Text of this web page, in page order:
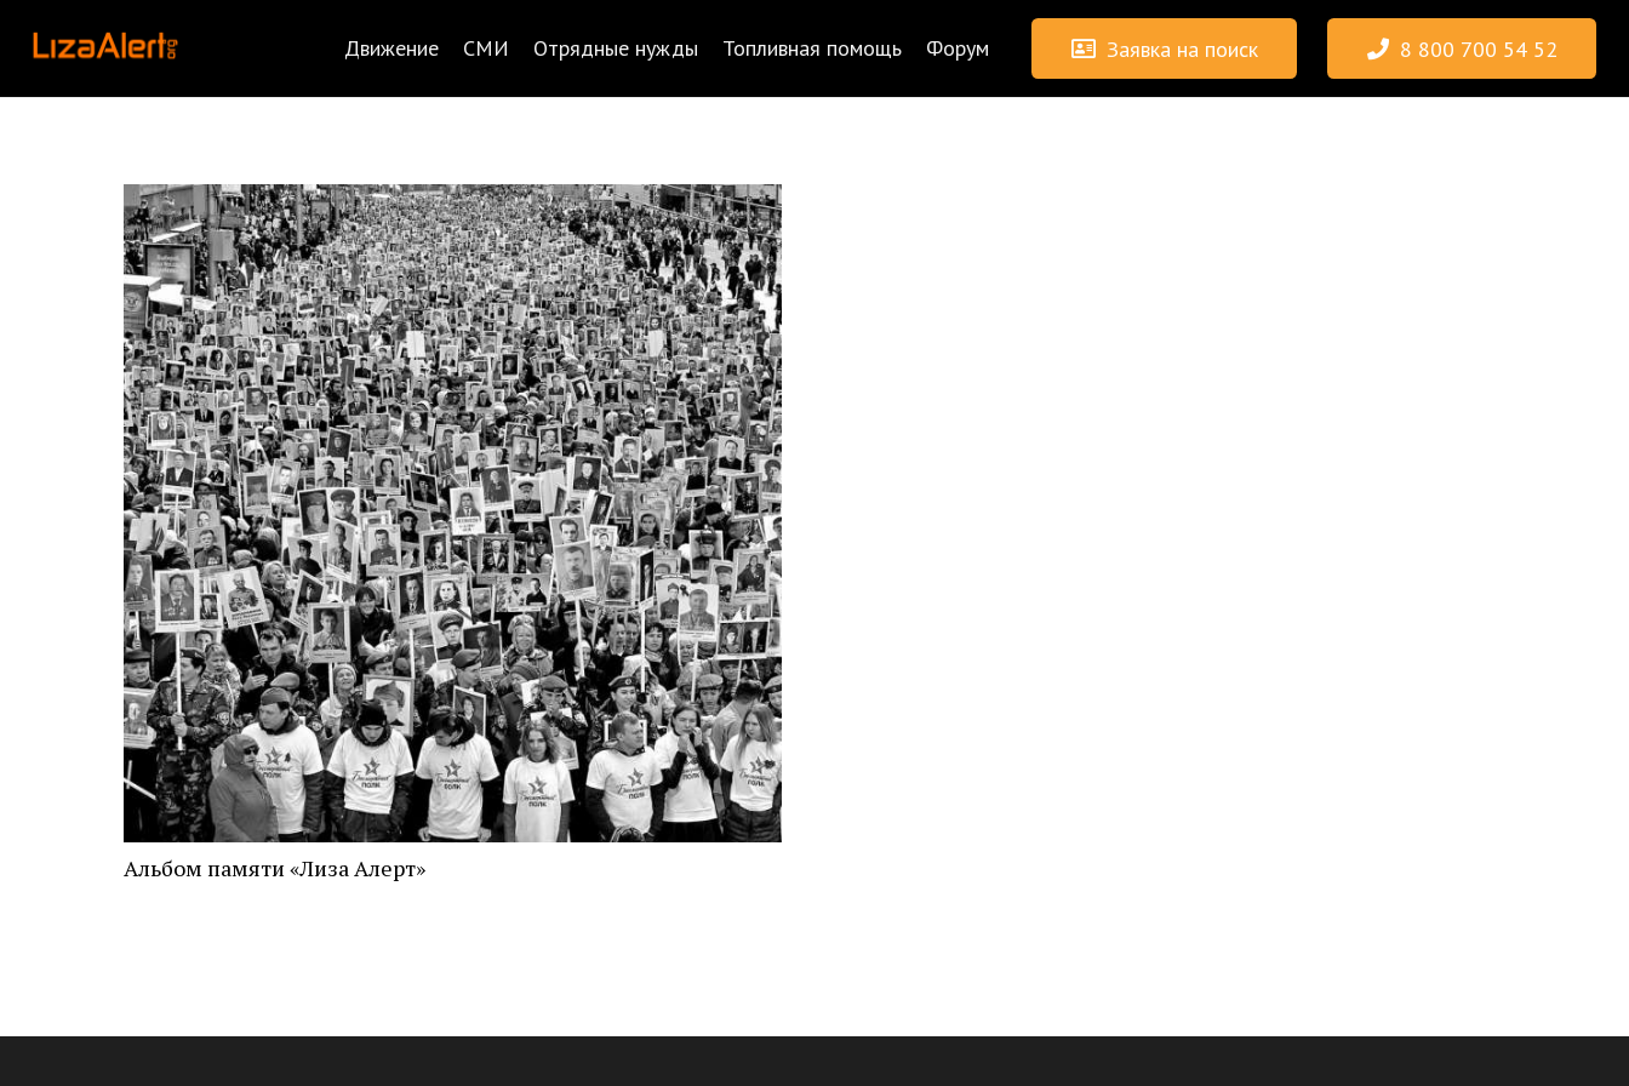
Движение СМИ Отрядные нужды Топливная помощь Форум Заявка на поиск 8 800 700 54 52
Альбом памяти «Лиза Алерт»